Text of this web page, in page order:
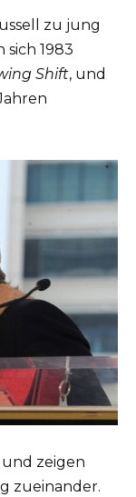
zu jung
1983
Shift, und
und zeigen
zueinander.